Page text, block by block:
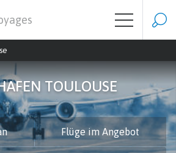
TOULOUSE
Flüge im Angebot